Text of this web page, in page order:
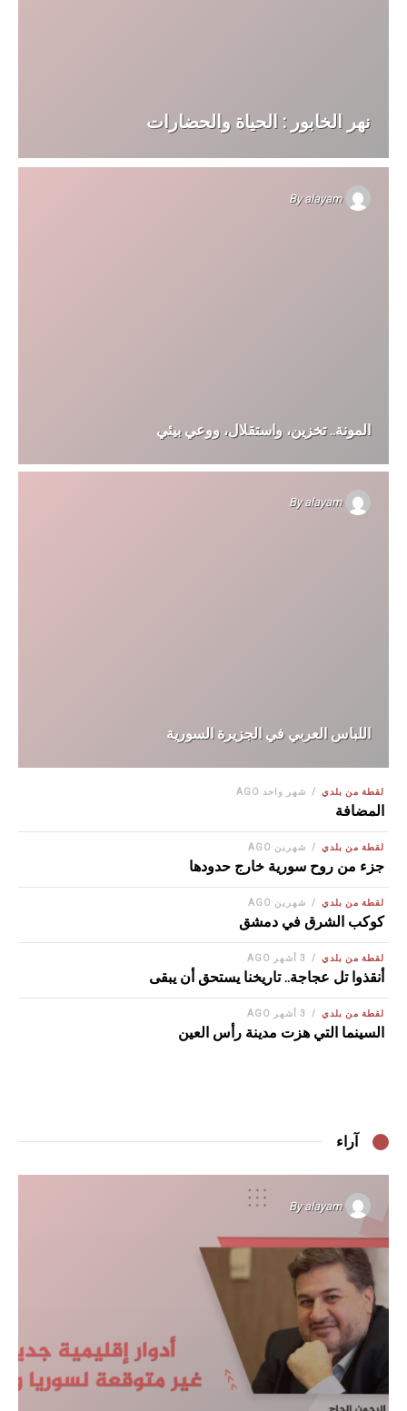
نهر الخابور : الحياة والحضارات
Byalayam
المونة.. تخزين، واستقلال، ووعي بيئي
Byalayam
اللباس العربي في الجزيرة السورية
لقطة من بلدي شهر واحد AGO
المضافة
لقطة من بلدي شهرين AGO
جزء من روح سورية خارج حدودها
لقطة من بلدي شهرين AGO
كوكب الشرق في دمشق
لقطة من بلدي
أنقذوا تل عجاجة.. تاريخنا يستحق أن يبقى
لقطة من بلدي
السينما التي هزت مدينة رأس العين
آراء
Byalayam